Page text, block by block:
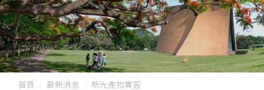
首頁 最新消息 新光產物實習